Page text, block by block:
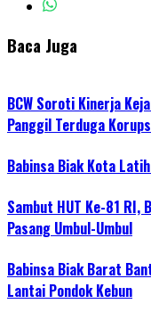
Baca Juga
BCW Soroti Kinerja
Panggil Terduga
Babinsa Biak Kota
Sambut HUT Ke-81 RI,
Pasang Umbul-Umbul
Babinsa Biak Barat
Lantai Pondok Kebun